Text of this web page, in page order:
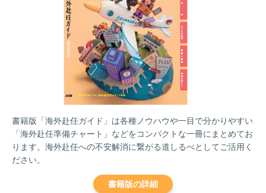
書籍版「海外赴任ガイド」は各種ノウハウや一目で分かりやすい
「海外赴任準備チャート」などをコンパクトな一冊にまとめてお
ります。海外赴任への不安解消に繋がる道しるべとしてご活用く
ださい。
書籍版の詳細